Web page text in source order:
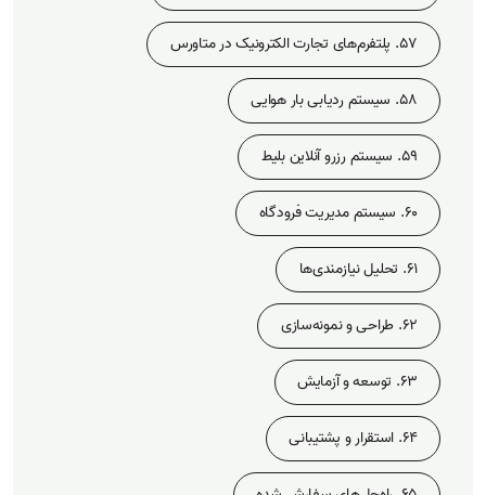
57. پلتفرم‌های تجارت الکترونیک در متاورس
58. سیستم ردیابی بار هوایی
59. سیستم رزرو آنلاین بلیط
60. سیستم مدیریت فرودگاه
61. تحلیل نیازمندی‌ها
62. طراحی و نمونه‌سازی
63. توسعه و آزمایش
64. استقرار و پشتیبانی